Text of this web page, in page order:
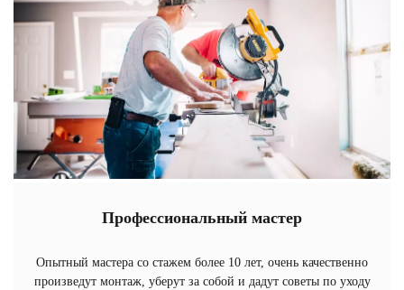
Профессиональный мастер
Опытный мастера со стажем более 10 лет, очень качественно
произведут монтаж, уберут за собой и дадут советы по уходу